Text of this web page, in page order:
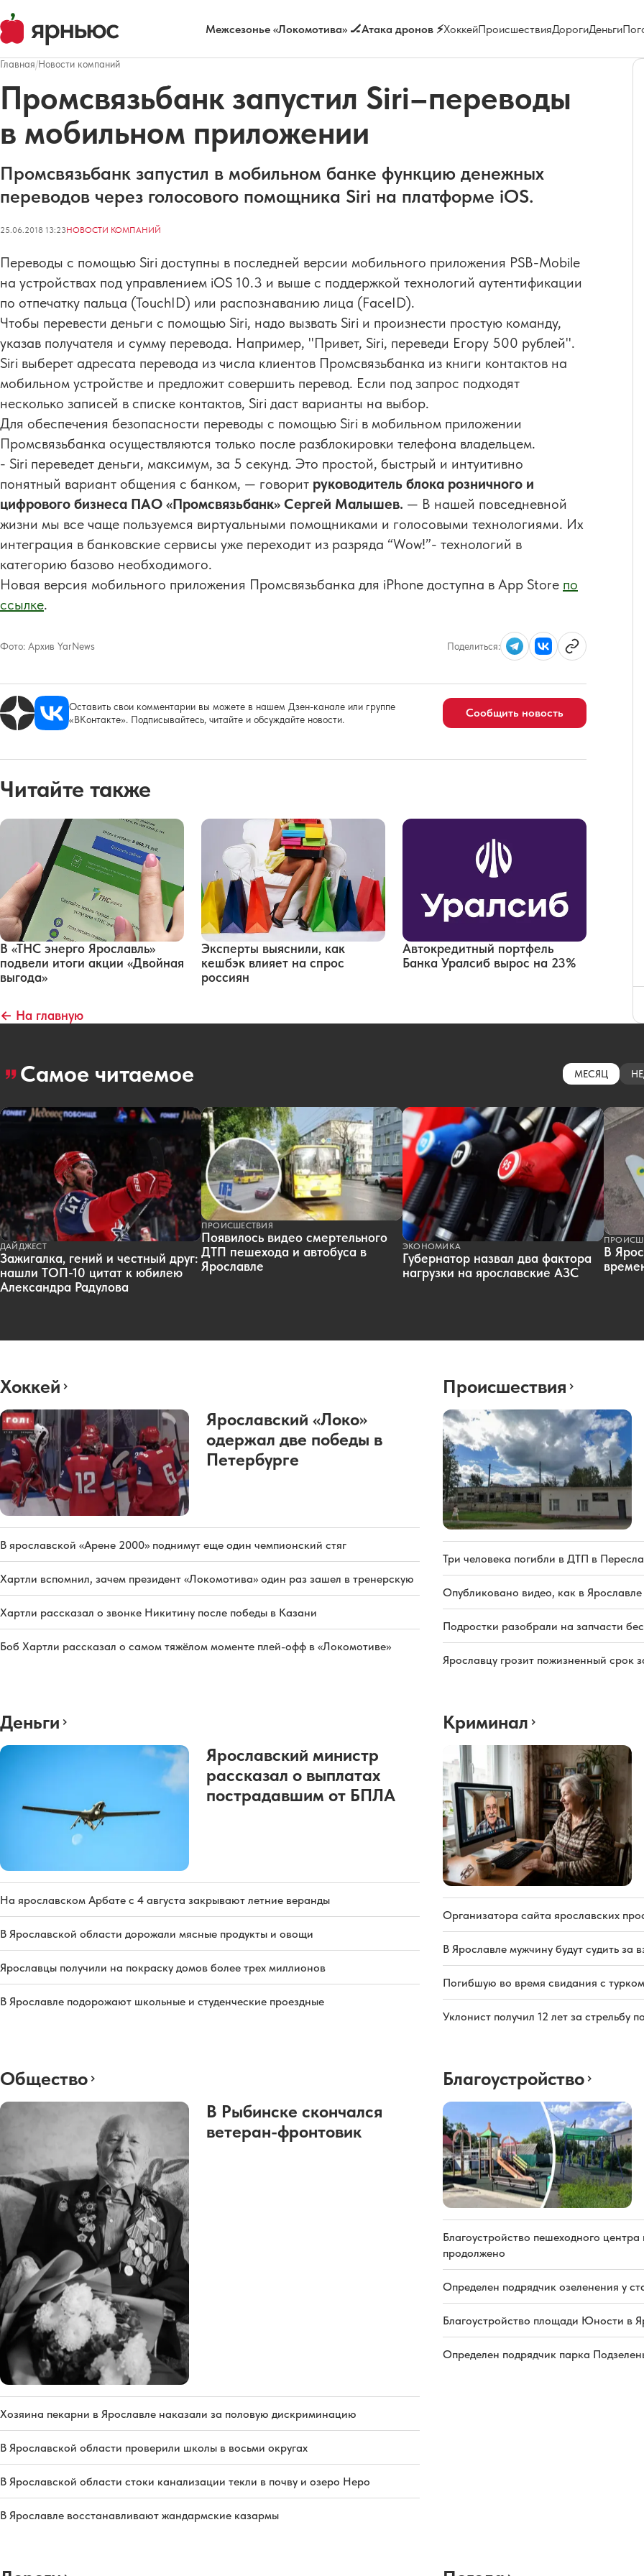
Межсезонье «Локомотива» 🏒Атака дронов ⚡ХоккейПроисшествияДорогиДеньги
Главная/Новости компаний
Промсвязьбанк запустил Siri–переводы
в мобильном приложении
Промсвязьбанк запустил в мобильном банке функцию денежных
переводов через голосового помощника Siri на платформе iOS.
25.06.2018 13:23НОВОСТИ КОМПАНИЙ
Переводы с помощью Siri доступны в последней версии мобильного приложения PSB-Mobile
на устройствах под управлением iOS 10.3 и выше с поддержкой технологий аутентификации
по отпечатку пальца (TouchID) или распознаванию лица (FaceID).
Чтобы перевести деньги с помощью Siri, надо вызвать Siri и произнести простую команду,
указав получателя и сумму перевода. Например, "Привет, Siri, переведи Егору 500 рублей".
Siri выберет адресата перевода из числа клиентов Промсвязьбанка из книги контактов на
мобильном устройстве и предложит совершить перевод. Если под запрос подходят
несколько записей в списке контактов, Siri даст варианты на выбор.
Для обеспечения безопасности переводы с помощью Siri в мобильном приложении
Промсвязьбанка осуществляются только после разблокировки телефона владельцем.
- Siri переведет деньги, максимум, за 5 секунд. Это простой, быстрый и интуитивно
понятный вариант общения с банком, — говорит руководитель блока розничного и
цифрового бизнеса ПАО «Промсвязьбанк» Сергей Малышев. — В нашей повседневной
жизни мы все чаще пользуемся виртуальными помощниками и голосовыми технологиями. Их
интеграция в банковские сервисы уже переходит из разряда “Wow!”- технологий в
категорию базово необходимого.
Новая версия мобильного приложения Промсвязьбанка для iPhone доступна в App Store по
ссылке.
Фото: Архив YarNews Поделиться:
Оставить свои комментарии вы можете в нашем Дзен-канале или группе
«ВКонтакте». Подписывайтесь, читайте и обсуждайте новости.
Сообщить новость
Читайте также
В «ТНС энерго Ярославль»
подвели итоги акции «Двойная
выгода»
Эксперты выяснили, как
кешбэк влияет на спрос
россиян
Автокредитный портфель
Банка Уралсиб вырос на 23%
← На главную
Самое читаемое МЕСЯЦ
ДАЙДЖЕСТ
Зажигалка, гений и честный друг:
нашли ТОП-10 цитат к юбилею
Александра Радулова
ПРОИСШЕСТВИЯ
Появилось видео смертельного
ДТП пешехода и автобуса в
Ярославле
ЭКОНОМИКА
Губернатор назвал два фактора
нагрузки на ярославские АЗС
В
Хоккей
Ярославский «Локо»
одержал две победы в
Петербурге
В ярославской «Арене 2000» поднимут еще один чемпионский стяг
Хартли вспомнил, зачем президент «Локомотива» один раз зашел в тренерскую
Хартли рассказал о звонке Никитину после победы в Казани
Боб Хартли рассказал о самом тяжёлом моменте плей-офф в «Локомотиве»
Происшествия
Три человека погибли в ДТП в
Опубликовано видео, как в
Подростки разобрали на запчасти
Ярославцу грозит пожизненный срок
Деньги
Ярославский министр
рассказал о выплатах
пострадавшим от БПЛА
На ярославском Арбате с 4 августа закрывают летние веранды
В Ярославской области дорожали мясные продукты и овощи
Ярославцы получили на покраску домов более трех миллионов
В Ярославле подорожают школьные и студенческие проездные
Криминал
Организатора сайта ярославских
В Ярославле мужчину будут судить за
Погибшую во время свидания с
Уклонист получил 12 лет за стрельбу
Общество
В Рыбинске скончался
ветеран-фронтовик
Хозяина пекарни в Ярославле наказали за половую дискриминацию
В Ярославской области проверили школы в восьми округах
В Ярославской области стоки канализации текли в почву и озеро Неро
В Ярославле восстанавливают жандармские казармы
Благоустройство
Благоустройство пешеходного
продолжено
Определен подрядчик озеленения у
Благоустройство площади Юности в
Определен подрядчик парка